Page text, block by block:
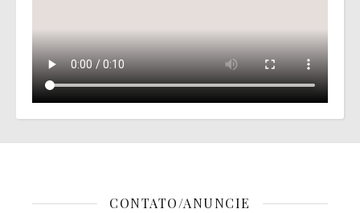
CONTATO/ANUNCIE